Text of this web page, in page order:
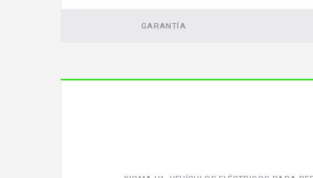
GARANTÍA